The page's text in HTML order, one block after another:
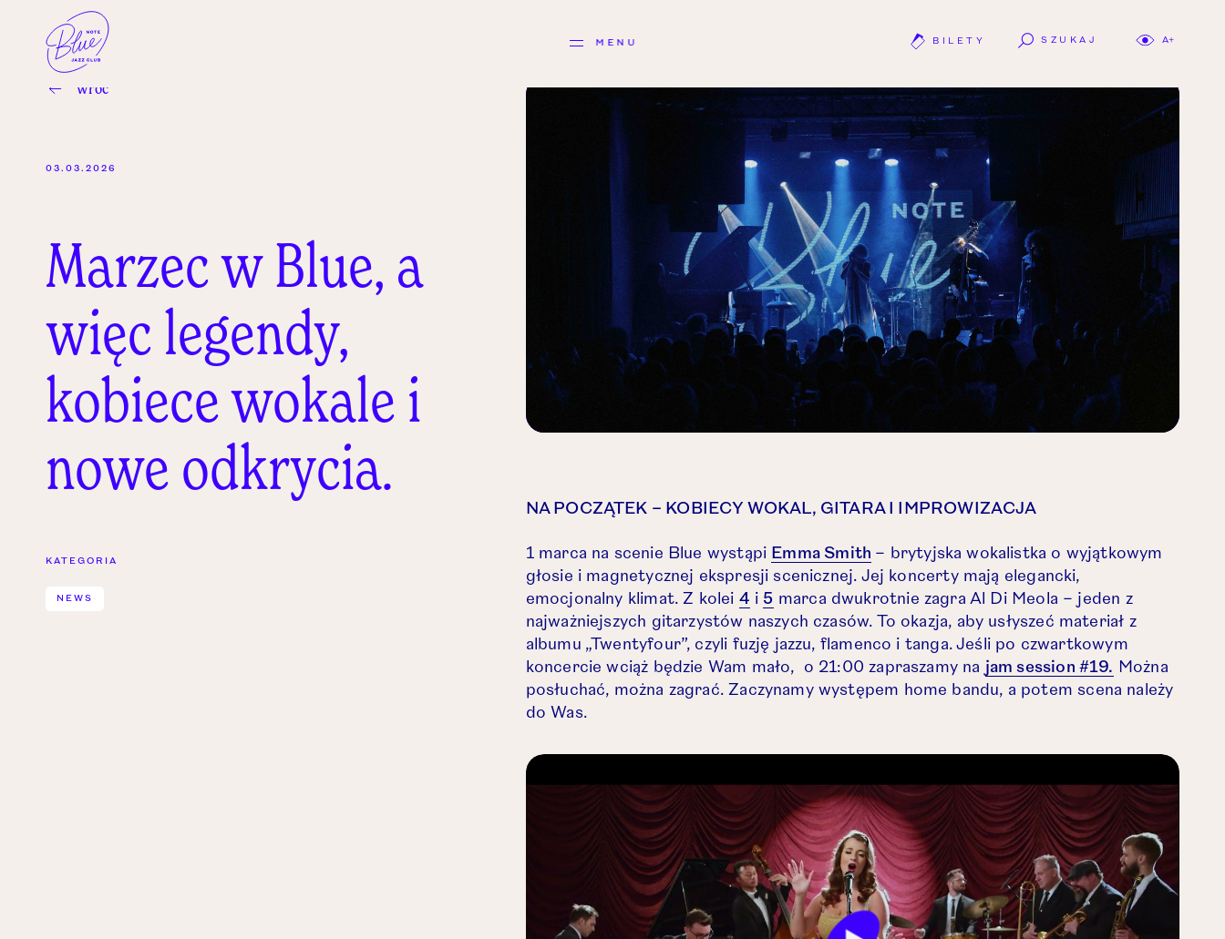
MENU BILETY
OTWÓRZ LINK W NOWEJ KARCIE.
SZUKAJ A+
wróć
03.03.2026
Marzec w Blue, a
więc legendy,
kobiece wokale i
nowe odkrycia.
KATEGORIA
NEWS
NA POCZĄTEK – KOBIECY WOKAL, GITARA I IMPROWIZACJA
1 marca na scenie Blue wystąpi Emma Smith Otwórz link w nowej karcie.
– brytyjska wokalistka o wyjątkowym
głosie i magnetycznej ekspresji scenicznej. Jej koncerty mają elegancki,
emocjonalny klimat. Z kolei 4Otwórz link w nowej karcie.
i 5 Otwórz link w nowej karcie.
marca dwukrotnie zagra Al Di Meola – jeden z
najważniejszych gitarzystów naszych czasów. To okazja, aby usłyszeć materiał z
albumu „Twentyfour”, czyli fuzję jazzu, flamenco i tanga. Jeśli po czwartkowym
koncercie wciąż będzie Wam mało, o 21:00 zapraszamy na jam session #19. Otwórz link
Można
posłuchać, można zagrać. Zaczynamy występem home bandu, a potem scena należy
do Was.